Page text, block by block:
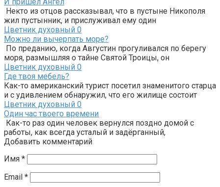
Некто из отцов рассказывал, что в пустыне Никополя
жил пустынник, и прислуживал ему один
Цветник духовный 0
Можно ли вычерпать море?
По преданию, когда Августин прогуливался по берегу
моря, размышляя о тайне Святой Троицы, он
Цветник духовный 0
Где твоя мебель?
Как-то американский турист посетил знаменитого старца
и с удивлением обнаружил, что его жилище состоит
Цветник духовный 0
Один час твоего времени
Как-то раз один человек вернулся поздно домой с
работы, как всегда усталый и задёрганный,
Добавить комментарий
Имя *
Email *